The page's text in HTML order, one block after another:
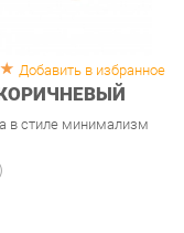
стиле минимализм